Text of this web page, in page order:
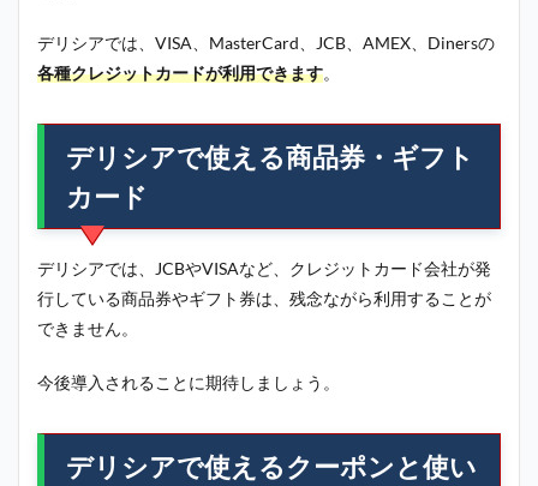
デリシアでは、VISA、MasterCard、JCB、AMEX、Dinersの
各種クレジットカードが利用できます。
デリシアで使える商品券・ギフト
カード
デリシアでは、JCBやVISAなど、クレジットカード会社が発
行している商品券やギフト券は、残念ながら利用することが
できません。
今後導入されることに期待しましょう。
デリシアで使えるクーポンと使い